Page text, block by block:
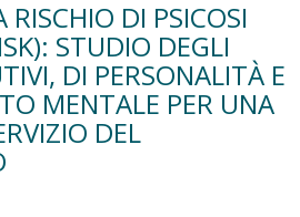
RISCHIO DI PSICOSI
STUDIO DEGLI
DI PERSONALITÀ E
MENTALE PER UNA
DEL